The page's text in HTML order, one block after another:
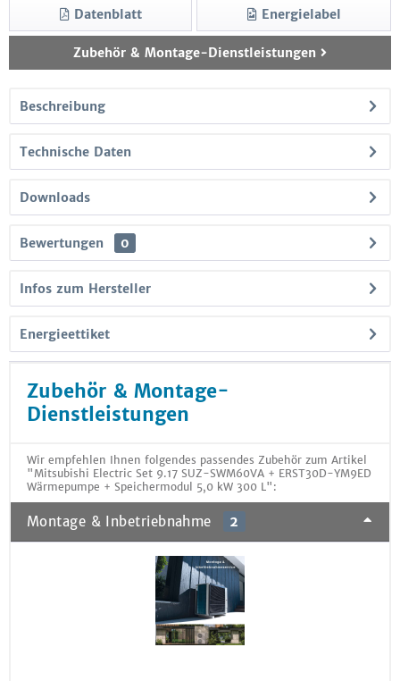
Datenblatt Energielabel
Zubehör & Montage-Dienstleistungen
Beschreibung
Technische Daten
Downloads
Bewertungen 0
Infos zum Hersteller
Energieettiket
Zubehör & Montage-
Dienstleistungen
Wir empfehlen Ihnen folgendes passendes Zubehör zum Artikel
"Mitsubishi Electric Set 9.17 SUZ-SWM60VA + ERST30D-YM9ED
Wärmepumpe + Speichermodul 5,0 kW 300 L":
Montage & Inbetriebnahme 2